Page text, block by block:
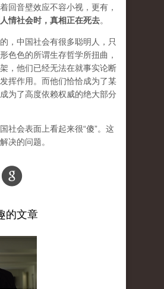
回音壁效应不容小视，更有，
情社会时，真相正在死去。
，中国社会有很多聪明人，只
色色的所谓生存哲学所扭曲，
，他们已经无法在就事实论断
挥作用。而他们恰恰成为了某
为了高度依赖权威的绝大部分
社会表面上看起来很“傻”。这
决的问题。
的文章